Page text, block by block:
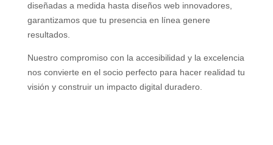
diseñadas a medida hasta diseños web innovadores,
garantizamos que tu presencia en línea genere
resultados.
Nuestro compromiso con la accesibilidad y la excelencia
nos convierte en el socio perfecto para hacer realidad tu
visión y construir un impacto digital duradero.